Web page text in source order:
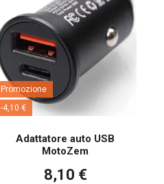
Promozione
-4,10 €
Adattatore auto USB
MotoZem
8,10 €